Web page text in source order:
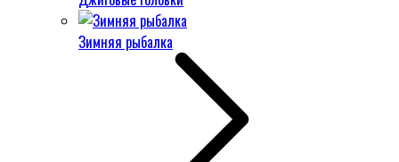
Зимняя рыбалка